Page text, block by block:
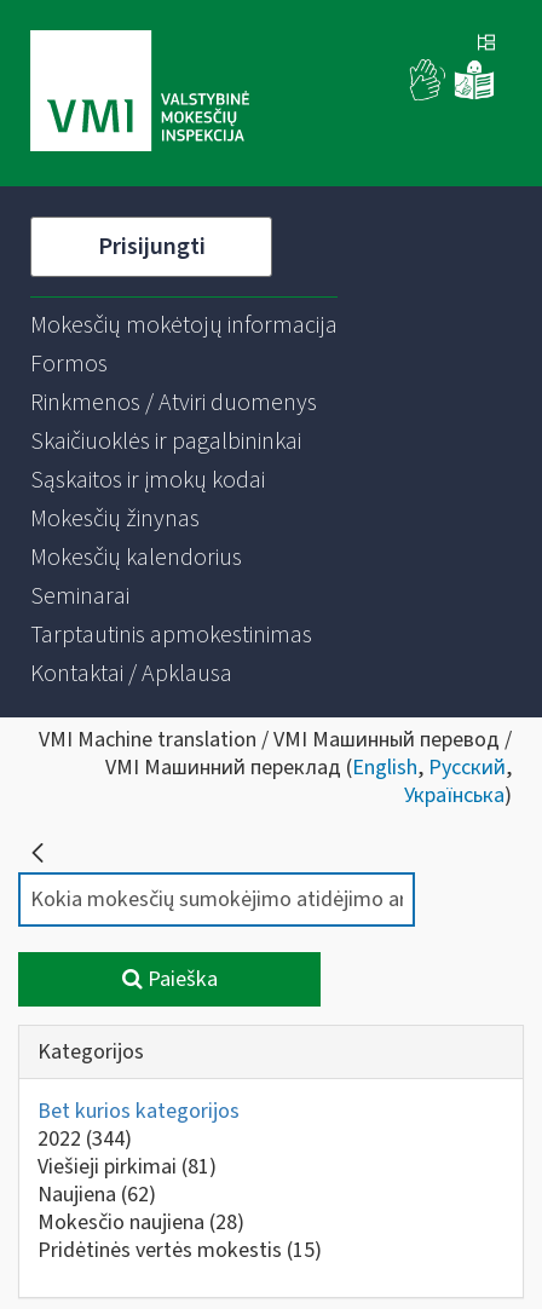
Prisijungti
Mokesčių mokėtojų informacija
Formos
Rinkmenos / Atviri duomenys
Skaičiuoklės ir pagalbininkai
Sąskaitos ir įmokų kodai
Mokesčių žinynas
Mokesčių kalendorius
Seminarai
Tarptautinis apmokestinimas
Kontaktai / Apklausa
VMI Machine translation / VMI Машинный перевод /
VMI Машинний переклад (English, Русский,
Українська)
Paieška
Kategorijos
Bet kurios kategorijos
2022 (344)
Viešieji pirkimai (81)
Naujiena (62)
Mokesčio naujiena (28)
Pridėtinės vertės mokestis (15)